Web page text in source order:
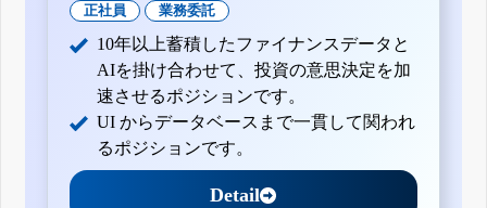
正社員 業務委託
10年以上蓄積したファイナンスデータと
AIを掛け合わせて、投資の意思決定を加
速させるポジションです。
UI からデータベースまで一貫して関われ
るポジションです。
Detail